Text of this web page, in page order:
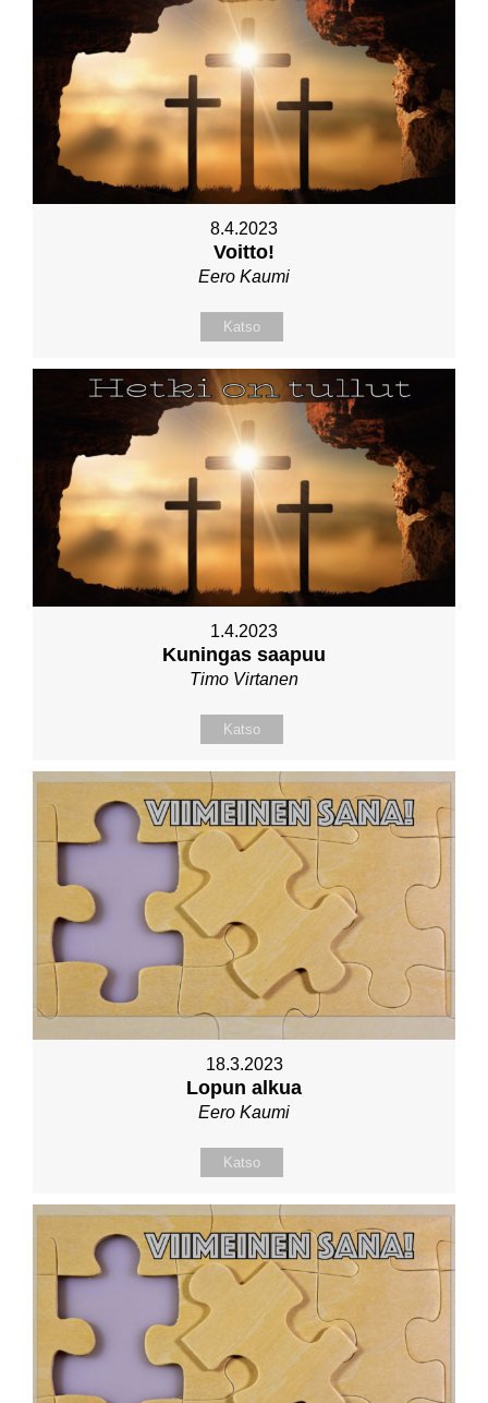
8.4.2023
Voitto!
Eero Kaumi
Katso
1.4.2023
Kuningas saapuu
Timo Virtanen
Katso
18.3.2023
Lopun alkua
Eero Kaumi
Katso